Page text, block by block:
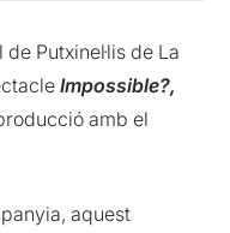
Putxinel·lis de La
Impossible?,
amb el
aquest